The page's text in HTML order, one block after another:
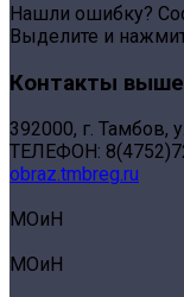
Нашли ошибку?
Выделите и
Контакты
392000, г. Тамбов,
ТЕЛЕФОН:
obraz.tmbreg.ru
МОиН
МОиН